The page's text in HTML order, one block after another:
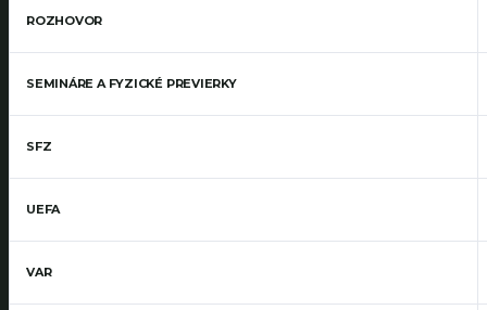
ROZHOVOR
SEMINÁRE A FYZICKÉ PREVIERKY
SFZ
UEFA
VAR